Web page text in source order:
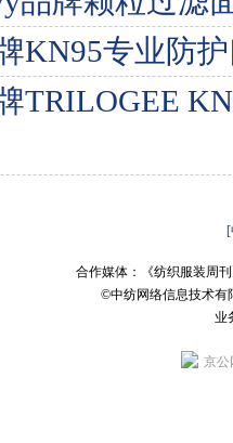
KN95专业防
TRILOGEE
合作媒体：《纺织服装周
©中纺网络信息技术
业
京公